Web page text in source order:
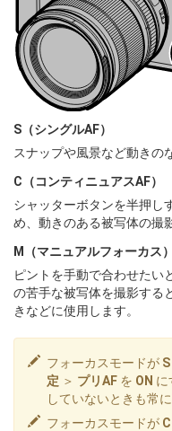
S（シングルAF）
スナップや風景など動きの
C（コンティニュアスAF）
シャッターボタンを半押し
め、動きのある被写体の撮
M（マニュアルフォーカス）
ピントを手動で合わせたい
の苦手な被写体を撮影する
きなどに使用します。
フォーカスモードが S
定 ＞ プリAF を ON に
していないときも常
フォーカスモードが C